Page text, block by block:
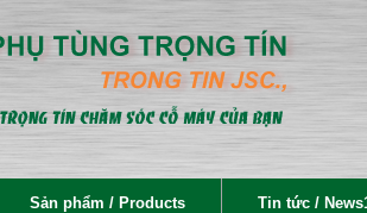
Sản phẩm / Products Tin tức /